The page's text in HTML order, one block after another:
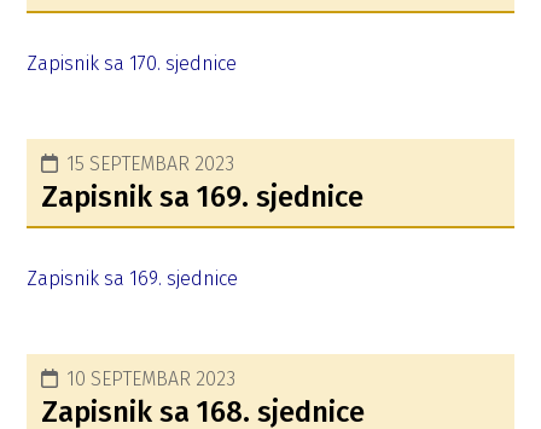
Zapisnik sa 170. sjednice
15 SEPTEMBAR 2023
Zapisnik sa 169. sjednice
Zapisnik sa 169. sjednice
10 SEPTEMBAR 2023
Zapisnik sa 168. sjednice